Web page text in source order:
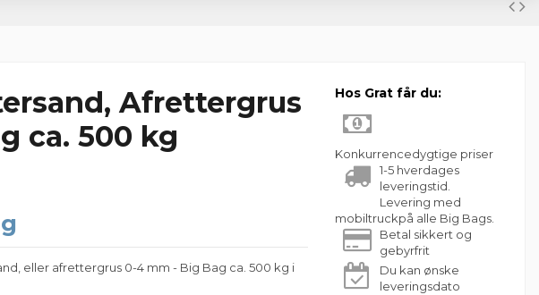
Afrettergrus
ca. 500 kg
eller afrettergrus 0-4 mm - Big Bag ca. 500 kg i
Hos Grat får du:
Konkurrencedygtige priser
1-5 hverdages
leveringstid.
Levering med
mobiltruckpå alle Big Bags.
Betal sikkert og
gebyrfrit
Du kan ønske
leveringsdato